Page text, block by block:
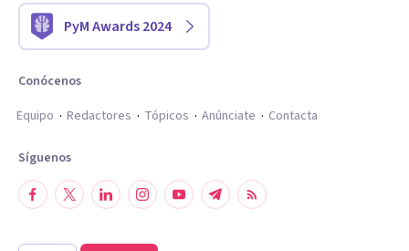
PyM Awards 2024
Conócenos
Equipo
Redactores Tópicos Anúnciate Contacta
Síguenos